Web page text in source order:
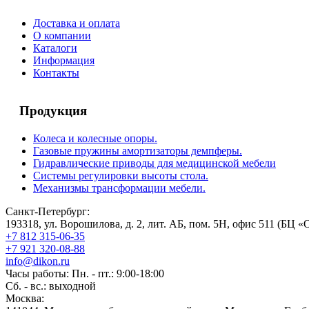
Доставка и оплата
О компании
Каталоги
Информация
Контакты
Продукция
Колеса и колесные опоры.
Газовые пружины амортизаторы демпферы.
Гидравлические приводы для медицинской мебели
Системы регулировки высоты стола.
Механизмы трансформации мебели.
Санкт-Петербург:
193318, ул. Ворошилова, д. 2, лит. АБ, пом. 5Н, офис 511 (БЦ
+7 812 315-06-35
+7 921 320-08-88
info@dikon.ru
Часы работы: Пн. - пт.: 9:00-18:00
Сб. - вс.: выходной
Москва: